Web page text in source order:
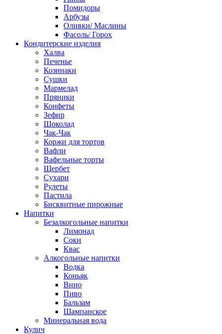
Помидоры
Арбузы
Оливки/ Маслины
Фасоль/ Горох
Кондитерские изделия
Халва
Печенье
Козинаки
Сушки
Мармелад
Пряники
Конфеты
Зефир
Шоколад
Чак-Чак
Коржи для тортов
Вафли
Вафельные торты
Щербет
Сухари
Рулеты
Пастила
Бисквитные пирожные
Напитки
Безалкогольные напитки
Лимонад
Соки
Квас
Алкогольные напитки
Водка
Коньяк
Вино
Пиво
Бальзам
Шампанское
Минеральная вода
Кулич